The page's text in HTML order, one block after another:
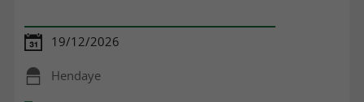
19/12/2026
Hendaye